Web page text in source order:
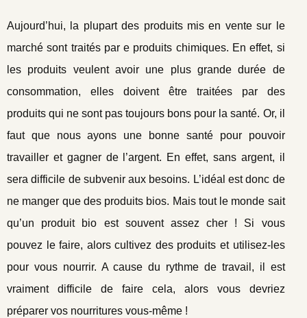
Aujourd’hui, la plupart des produits mis en vente sur le
marché sont traités par e produits chimiques. En effet, si
les produits veulent avoir une plus grande durée de
consommation, elles doivent être traitées par des
produits qui ne sont pas toujours bons pour la santé. Or, il
faut que nous ayons une bonne santé pour pouvoir
travailler et gagner de l’argent. En effet, sans argent, il
sera difficile de subvenir aux besoins. L’idéal est donc de
ne manger que des produits bios. Mais tout le monde sait
qu’un produit bio est souvent assez cher ! Si vous
pouvez le faire, alors cultivez des produits et utilisez-les
pour vous nourrir. A cause du rythme de travail, il est
vraiment difficile de faire cela, alors vous devriez
préparer vos nourritures vous-même !